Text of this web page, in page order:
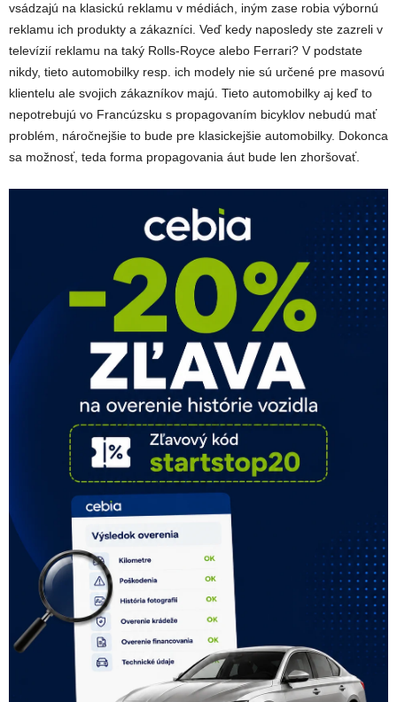
vsádzajú na klasickú reklamu v médiách, iným zase robia výbornú
reklamu ich produkty a zákazníci. Veď kedy naposledy ste zazreli v
televízií reklamu na taký Rolls-Royce alebo Ferrari? V podstate
nikdy, tieto automobilky resp. ich modely nie sú určené pre masovú
klientelu ale svojich zákazníkov majú. Tieto automobilky aj keď to
nepotrebujú vo Francúzsku s propagovaním bicyklov nebudú mať
problém, náročnejšie to bude pre klasickejšie automobilky. Dokonca
sa možnosť, teda forma propagovania áut bude len zhoršovať.